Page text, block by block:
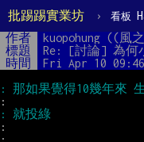
批踢踢實業坊 › 看板
作者 kuopohung ((風
標題
Re: [討論] 為何
時間
Fri Apr 10
: